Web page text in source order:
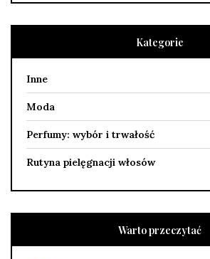
Kategorie
Inne
Moda
Perfumy: wybór i trwałość
Rutyna pielęgnacji włosów
Warto przeczytać